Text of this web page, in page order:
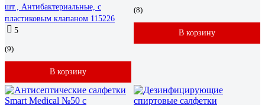
шт., Антибактериальные, с
пластиковым клапаном 115226
5
(9)
В корзину
(8)
В корзину